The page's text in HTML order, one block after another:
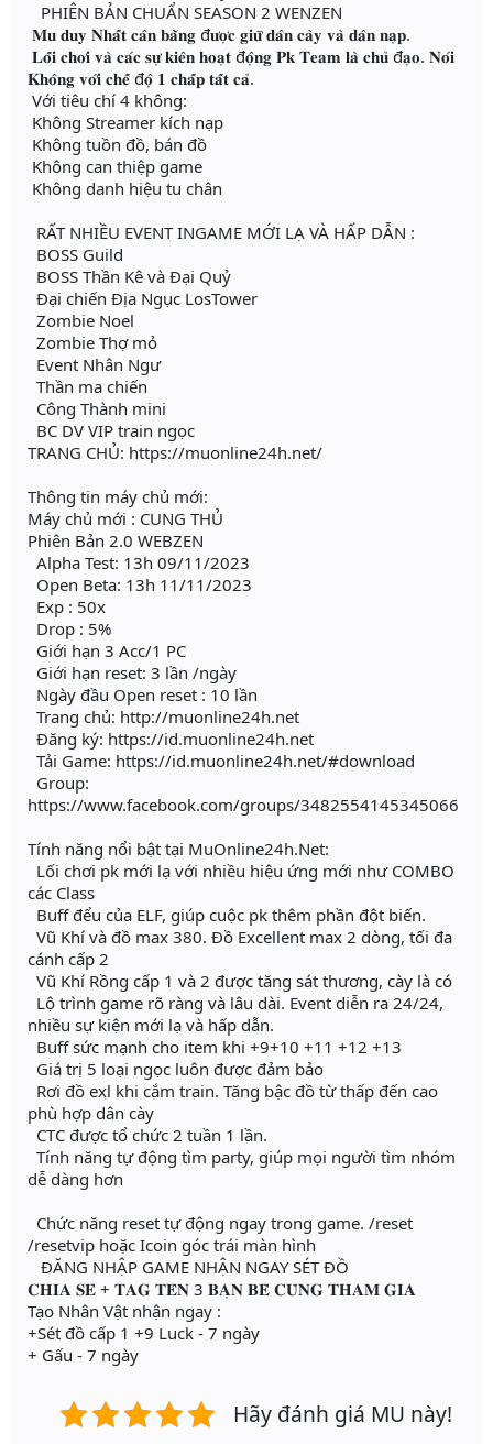
PHIÊN BẢN CHUẨN SEASON 2 WENZEN
𝐌𝐮 𝐝𝐮𝐲 𝐍𝐡𝐚̂́𝐭 𝐜𝐚̂𝐧 𝐛𝐚̆̀𝐧𝐠 đ𝐮̛𝐨̛̣𝐜 𝐠𝐢𝐮̛̃ 𝐝𝐚̂𝐧 𝐜𝐚̀𝐲 𝐯𝐚̀ 𝐝𝐚̂𝐧 𝐧𝐚̣𝐩.
𝐋𝐨̂́𝐢 𝐜𝐡𝐨̛𝐢 𝐯𝐚̀ 𝐜𝐚́𝐜 𝐬𝐮̛̣ 𝐤𝐢𝐞̂𝐧 𝐡𝐨𝐚̣𝐭 đ𝐨̣̂𝐧𝐠 𝐏𝐤 𝐓𝐞𝐚𝐦 𝐥𝐚̀ 𝐜𝐡𝐮̉ đ𝐚̣𝐨. 𝐍𝐨́𝐢
𝐊𝐡𝐨̂𝐧𝐠 𝐯𝐨̛́𝐢 𝐜𝐡𝐞̂́ đ𝐨̣̂ 𝟏 𝐜𝐡𝐚̂́𝐩 𝐭𝐚̂́𝐭 𝐜𝐚̉.
Với tiêu chí 4 không:
Không Streamer kích nạp
Không tuồn đồ, bán đồ
Không can thiệp game
Không danh hiệu tu chân
RẤT NHIỀU EVENT INGAME MỚI LẠ VÀ HẤP DẪN :
BOSS Guild
BOSS Thần Kê và Đại Quỷ
Đại chiến Địa Ngục LosTower
Zombie Noel
Zombie Thợ mỏ
Event Nhân Ngư
Thần ma chiến
Công Thành mini
BC DV VIP train ngọc
TRANG CHỦ: https://muonline24h.net/
Thông tin máy chủ mới:
Máy chủ mới : CUNG THỦ
Phiên Bản 2.0 WEBZEN
Alpha Test: 13h 09/11/2023
Open Beta: 13h 11/11/2023
Exp : 50x
Drop : 5%
Giới hạn 3 Acc/1 PC
Giới hạn reset: 3 lần /ngày
Ngày đầu Open reset : 10 lần
Trang chủ: http://muonline24h.net
Đăng ký: https://id.muonline24h.net
Tải Game: https://id.muonline24h.net/#download
Group:
https://www.facebook.com/groups/3482554145345066
Tính năng nổi bật tại MuOnline24h.Net:
Lối chơi pk mới lạ với nhiều hiệu ứng mới như COMBO
các Class
Buff đểu của ELF, giúp cuộc pk thêm phần đột biến.
Vũ Khí và đồ max 380. Đồ Excellent max 2 dòng, tối đa
cánh cấp 2
Vũ Khí Rồng cấp 1 và 2 được tăng sát thương, cày là có
Lộ trình game rõ ràng và lâu dài. Event diễn ra 24/24,
nhiều sự kiện mới lạ và hấp dẫn.
Buff sức mạnh cho item khi +9+10 +11 +12 +13
Giá trị 5 loại ngọc luôn được đảm bảo
Rơi đồ exl khi cắm train. Tăng bậc đồ từ thấp đến cao
phù hợp dân cày
CTC được tổ chức 2 tuần 1 lần.
Tính năng tự động tìm party, giúp mọi người tìm nhóm
dễ dàng hơn
Chức năng reset tự động ngay trong game. /reset
/resetvip hoặc Icoin góc trái màn hình
ĐĂNG NHẬP GAME NHẬN NGAY SÉT ĐỒ
𝐂𝐇𝐈𝐀 𝐒𝐄̉ + 𝐓𝐀𝐆 𝐓𝐄̂𝐍 3 𝐁𝐀̣𝐍 𝐁𝐄̀ 𝐂𝐔̀𝐍𝐆 𝐓𝐇𝐀𝐌 𝐆𝐈𝐀
Tạo Nhân Vật nhận ngay :
+Sét đồ cấp 1 +9 Luck - 7 ngày
+ Gấu - 7 ngày
Hãy đánh giá MU này!